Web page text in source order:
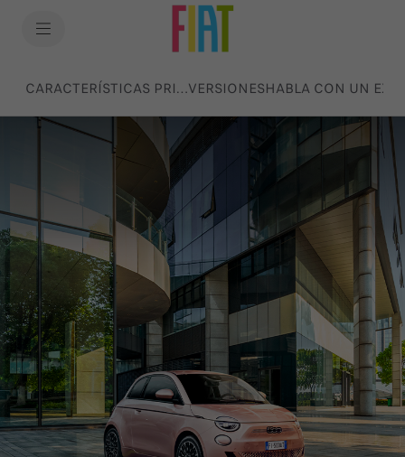
CARACTERÍSTICAS PRINCIPALESVERSIONES